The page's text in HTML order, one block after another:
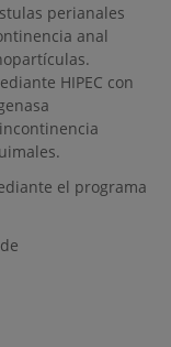
perianales
anal
HIPEC con
el programa